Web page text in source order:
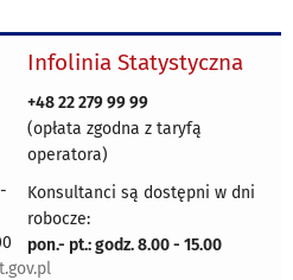
Infolinia Statystyczna
+48 22 279 99 99
(opłata zgodna z taryfą
operatora)
Konsultanci są dostępni w dni
robocze:
pon.- pt.: godz. 8.00 - 15.00